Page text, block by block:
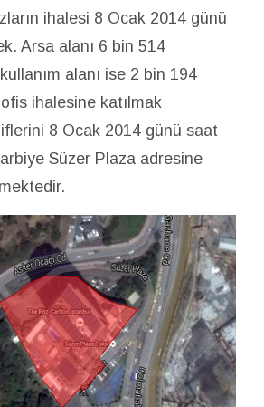
ihalesi 8 Ocak 2014 günü
Arsa alanı 6 bin 514
alanı ise 2 bin 194
ihalesine katılmak
8 Ocak 2014 günü saat
Süzer Plaza adresine